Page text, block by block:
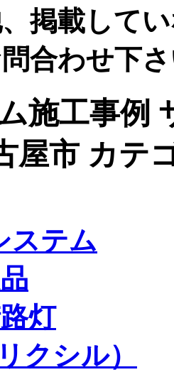
掲載して
合わせ下
ステム
灯
クシル）